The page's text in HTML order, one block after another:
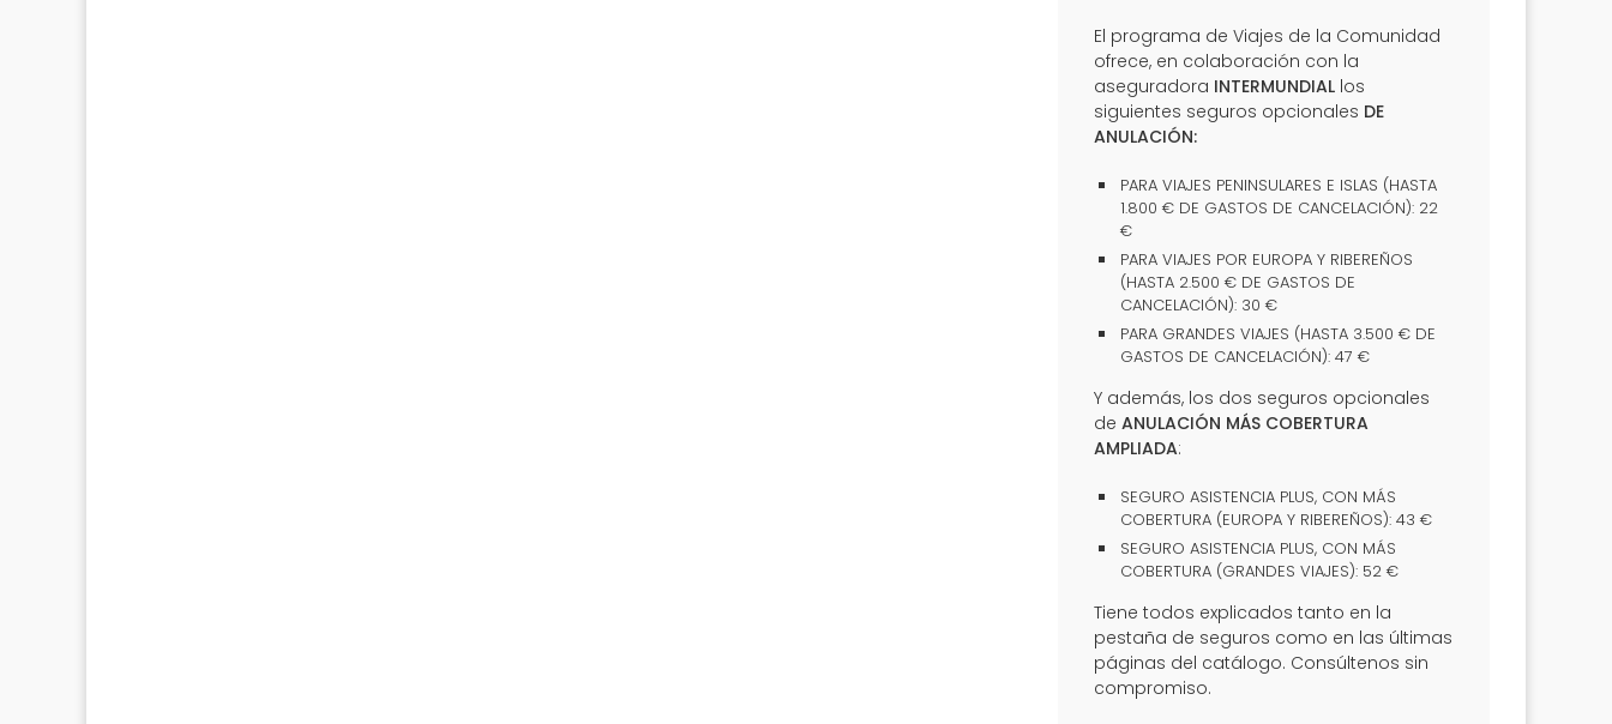
El programa de Viajes de la Comunidad
ofrece, en colaboración con la
aseguradora INTERMUNDIAL los
siguientes seguros opcionales DE
ANULACIÓN:
PARA VIAJES PENINSULARES E ISLAS (HASTA
1.800 € DE GASTOS DE CANCELACIÓN): 22
€
PARA VIAJES POR EUROPA Y RIBEREÑOS
(HASTA 2.500 € DE GASTOS DE
CANCELACIÓN): 30 €
PARA GRANDES VIAJES (HASTA 3.500 € DE
GASTOS DE CANCELACIÓN): 47 €
Y además, los dos seguros opcionales
de ANULACIÓN MÁS COBERTURA
AMPLIADA:
SEGURO ASISTENCIA PLUS, CON MÁS
COBERTURA (EUROPA Y RIBEREÑOS): 43 €
SEGURO ASISTENCIA PLUS, CON MÁS
COBERTURA (GRANDES VIAJES): 52 €
Tiene todos explicados tanto en la
pestaña de seguros como en las últimas
páginas del catálogo. Consúltenos sin
compromiso.